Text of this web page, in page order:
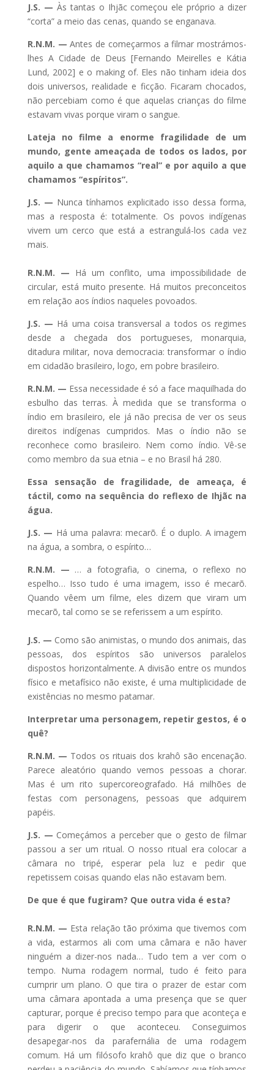
J.S. — Às tantas o Ihjãc começou ele próprio a dizer
“corta” a meio das cenas, quando se enganava.
R.N.M. —Antes de começarmos a filmar mostrámos-
lhes A Cidade de Deus [Fernando Meirelles e Kátia
Lund, 2002] e o making of. Eles não tinham ideia dos
dois universos, realidade e ficção. Ficaram chocados,
não percebiam como é que aquelas crianças do filme
estavam vivas porque viram o sangue.
Lateja no filme a enorme fragilidade de um
mundo, gente ameaçada de todos os lados, por
aquilo a que chamamos “real” e por aquilo a que
chamamos “espíritos”.
J.S. — Nunca tínhamos explicitado isso dessa forma,
mas a resposta é: totalmente. Os povos indígenas
vivem um cerco que está a estrangulá-los cada vez
mais.
R.N.M. — Há um conflito, uma impossibilidade de
circular, está muito presente. Há muitos preconceitos
em relação aos índios naqueles povoados.
J.S. — Há uma coisa transversal a todos os regimes
desde a chegada dos portugueses, monarquia,
ditadura militar, nova democracia: transformar o índio
em cidadão brasileiro, logo, em pobre brasileiro.
R.N.M. — Essa necessidade é só a face maquilhada do
esbulho das terras. À medida que se transforma o
índio em brasileiro, ele já não precisa de ver os seus
direitos indígenas cumpridos. Mas o índio não se
reconhece como brasileiro. Nem como índio. Vê-se
como membro da sua etnia – e no Brasil há 280.
Essa sensação de fragilidade, de ameaça, é
táctil, como na sequência do reflexo de Ihjãc na
água.
J.S. — Há uma palavra: mecarõ. É o duplo. A imagem
na água, a sombra, o espírito…
R.N.M. — … a fotografia, o cinema, o reflexo no
espelho… Isso tudo é uma imagem, isso é mecarõ.
Quando vêem um filme, eles dizem que viram um
mecarõ, tal como se se referissem a um espírito.
J.S. — Como são animistas, o mundo dos animais, das
pessoas, dos espíritos são universos paralelos
dispostos horizontalmente. A divisão entre os mundos
físico e metafísico não existe, é uma multiplicidade de
existências no mesmo patamar.
Interpretar uma personagem, repetir gestos, é o
quê?
R.N.M. — Todos os rituais dos krahô são encenação.
Parece aleatório quando vemos pessoas a chorar.
Mas é um rito supercoreografado. Há milhões de
festas com personagens, pessoas que adquirem
papéis.
J.S. — Começámos a perceber que o gesto de filmar
passou a ser um ritual. O nosso ritual era colocar a
câmara no tripé, esperar pela luz e pedir que
repetissem coisas quando elas não estavam bem.
De que é que fugiram? Que outra vida é esta?
R.N.M. — Esta relação tão próxima que tivemos com
a vida, estarmos ali com uma câmara e não haver
ninguém a dizer-nos nada… Tudo tem a ver com o
tempo. Numa rodagem normal, tudo é feito para
cumprir um plano. O que tira o prazer de estar com
uma câmara apontada a uma presença que se quer
capturar, porque é preciso tempo para que aconteça e
para digerir o que aconteceu. Conseguimos
desapegar-nos da parafernália de uma rodagem
comum. Há um filósofo krahô que diz que o branco